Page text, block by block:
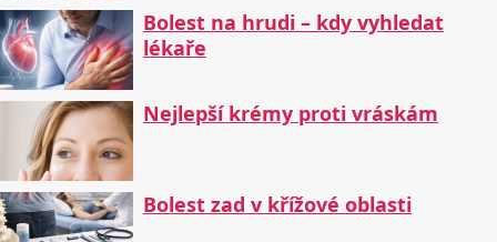
Bolest na hrudi – kdy vyhledat
lékaře
Nejlepší krémy proti vráskám
Bolest zad v křížové oblasti